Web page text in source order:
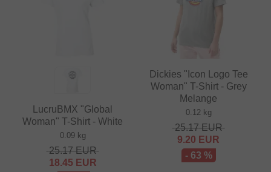
LucruBMX "Global
Woman" T-Shirt - White
0.09 kg
25.17EUR
18.45 EUR
Dickies "Icon Logo Tee
Woman" T-Shirt - Grey
Melange
0.12 kg
25.17EUR
9.20 EUR
- 63 %